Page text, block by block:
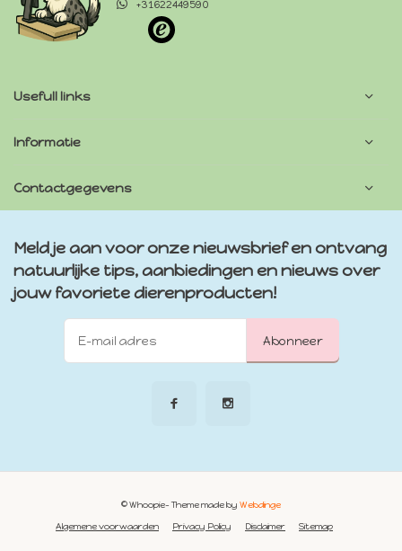
+31622449590
Usefull links
Informatie
Contactgegevens
Meld je aan voor onze nieuwsbrief en ontvang
natuurlijke tips, aanbiedingen en nieuws over
jouw favoriete dierenproducten!
Abonneer
Algemene voorwaarden Privacy Policy Disclaimer Sitemap
© Whoopie- Theme made by Webdinge